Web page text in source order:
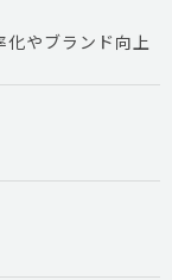
化やブランド向上